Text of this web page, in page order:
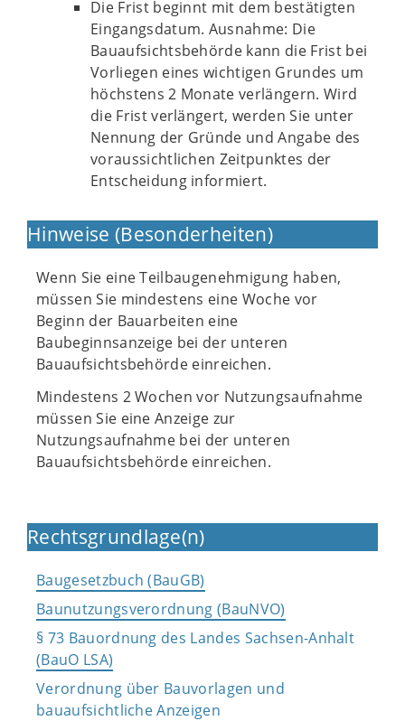
Die Frist beginnt mit dem bestätigten
Eingangsdatum. Ausnahme: Die
Bauaufsichtsbehörde kann die Frist bei
Vorliegen eines wichtigen Grundes um
höchstens 2 Monate verlängern. Wird
die Frist verlängert, werden Sie unter
Nennung der Gründe und Angabe des
voraussichtlichen Zeitpunktes der
Entscheidung informiert.
Hinweise (Besonderheiten)
Wenn Sie eine Teilbaugenehmigung haben,
müssen Sie mindestens eine Woche vor
Beginn der Bauarbeiten eine
Baubeginnsanzeige bei der unteren
Bauaufsichtsbehörde einreichen.
Mindestens 2 Wochen vor Nutzungsaufnahme
müssen Sie eine Anzeige zur
Nutzungsaufnahme bei der unteren
Bauaufsichtsbehörde einreichen.
Rechtsgrundlage(n)
Baugesetzbuch (BauGB)
Baunutzungsverordnung (BauNVO)
§ 73 Bauordnung des Landes Sachsen-Anhalt
(BauO LSA)
Verordnung über Bauvorlagen und
bauaufsichtliche Anzeigen